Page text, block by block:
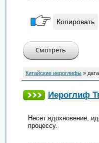
Копировать
Китайские иероглифы »
Иероглиф
Несет вдохновение,
процессу.